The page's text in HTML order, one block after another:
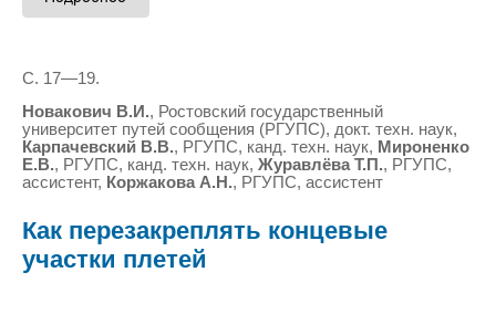
С. 17—19.
Новакович В.И., Ростовский государственный
университет путей сообщения (РГУПС), докт. техн. наук,
Карпачевский В.В., РГУПС, канд. техн. наук, Мироненко
Е.В., РГУПС, канд. техн. наук, Журавлёва Т.П., РГУПС,
ассистент, Коржакова А.Н., РГУПС, ассистент
Как перезакреплять концевые
участки плетей